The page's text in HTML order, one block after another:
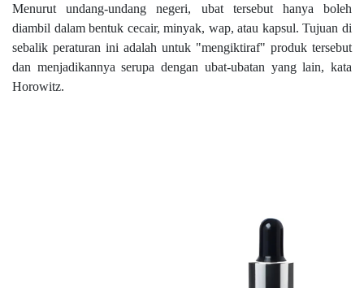
Menurut undang-undang negeri, ubat tersebut hanya boleh
diambil dalam bentuk cecair, minyak, wap, atau kapsul. Tujuan di
sebalik peraturan ini adalah untuk "mengiktiraf" produk tersebut
dan menjadikannya serupa dengan ubat-ubatan yang lain, kata
Horowitz.